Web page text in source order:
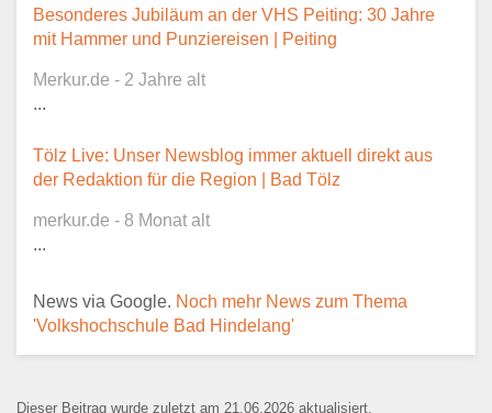
Dieser Teil dient lediglich zur
Kontaktaufnahme und ist nicht
Ansprechpartner*
Besonderes Jubiläum an der VHS Peiting: 30 Jahre
mit Hammer und Punziereisen | Peiting
Merkur.de - 2 Jahre alt
...
Tölz Live: Unser Newsblog immer aktuell direkt aus
der Redaktion für die Region | Bad Tölz
merkur.de - 8 Monat alt
...
News via Google. Noch mehr News zum Thema
'Volkshochschule Bad Hindelang'
Dieser Beitrag wurde zuletzt am 21.06.2026 aktualisiert.